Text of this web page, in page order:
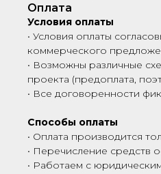
Оплата
Условия оплаты
• Условия оплаты
коммерческого
• Возможны различные
проекта (предоплата,
• Все договоренности
Способы оплаты
• Оплата производится
• Перечисление средств
• Работаем с